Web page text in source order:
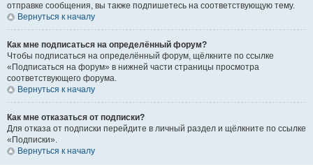
отправке сообщения, вы также подпишетесь на соответствующую тему.
Вернуться к началу
Как мне подписаться на определённый форум?
Чтобы подписаться на определённый форум, щёлкните по ссылке
«Подписаться на форум» в нижней части страницы просмотра
соответствующего форума.
Вернуться к началу
Как мне отказаться от подписки?
Для отказа от подписки перейдите в личный раздел и щёлкните по ссылке
«Подписки».
Вернуться к началу